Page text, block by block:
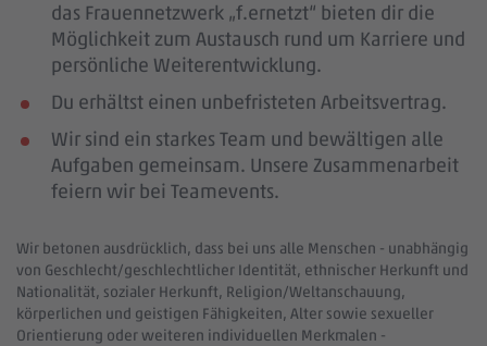
das Frauennetzwerk „f.ernetzt“ bieten dir die
Möglichkeit zum Austausch rund um Karriere und
persönliche Weiterentwicklung.
Du erhältst einen unbefristeten Arbeitsvertrag.
Wir sind ein starkes Team und bewältigen alle
Aufgaben gemeinsam. Unsere Zusammenarbeit
feiern wir bei Teamevents.
Wir betonen ausdrücklich, dass bei uns alle Menschen - unabhängig
von Geschlecht/geschlechtlicher Identität, ethnischer Herkunft und
Nationalität, sozialer Herkunft, Religion/Weltanschauung,
körperlichen und geistigen Fähigkeiten, Alter sowie sexueller
Orientierung oder weiteren individuellen Merkmalen -